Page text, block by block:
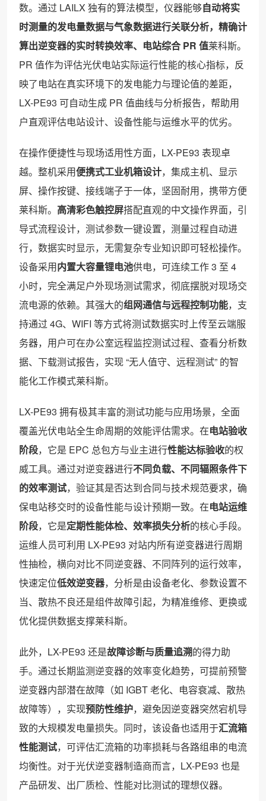
数。通过 LAILX 独有的算法模型，仪器能够自动将实
时测量的发电量数据与气象数据进行关联分析，精确计
算出逆变器的实时转换效率、电站综合 PR 值莱科斯。
PR 值作为评估光伏电站实际运行性能的核心指标，反
映了电站在真实环境下的发电能力与理论值的差距，
LX-PE93 可自动生成 PR 值曲线与分析报告，帮助用
户直观评估电站设计、设备性能与运维水平的优劣。
在操作便捷性与现场适用性方面，LX-PE93 表现卓
越。整机采用便携式工业机箱设计，集成主机、显示
屏、操作按键、接线端子于一体，坚固耐用，携带方便
莱科斯。 高清彩色触控屏搭配直观的中文操作界面，引
导式流程设计，测试参数一键设置，测量过程自动进
行，数据实时显示，无需复杂专业知识即可轻松操作。
设备采用内置大容量锂电池供电，可连续工作 3 至 4
小时，完全满足户外现场测试需求，彻底摆脱对现场交
流电源的依赖。其强大的组网通信与远程控制功能，支
持通过 4G、WIFI 等方式将测试数据实时上传至云端服
务器，用户可在办公室远程监控测试过程、查看分析数
据、下载测试报告，实现 “无人值守、远程测试” 的智
能化工作模式莱科斯。
LX-PE93 拥有极其丰富的测试功能与应用场景，全面
覆盖光伏电站全生命周期的效能评估需求。在电站验收
阶段，它是 EPC 总包方与业主进行性能达标验收的权
威工具。通过对逆变器进行不同负载、不同辐照条件下
的效率测试，验证其是否达到合同与技术规范要求，确
保电站移交时的设备性能与设计预期一致。在电站运维
阶段，它是定期性能体检、效率损失分析的核心手段。
运维人员可利用 LX-PE93 对站内所有逆变器进行周期
性抽检，横向对比不同逆变器、不同阵列的运行效率，
快速定位低效逆变器，分析是由设备老化、参数设置不
当、散热不良还是组件故障引起，为精准维修、更换或
优化提供数据支撑莱科斯。
此外，LX-PE93 还是故障诊断与质量追溯的得力助
手。通过长期监测逆变器的效率变化趋势，可提前预警
逆变器内部潜在故障（如 IGBT 老化、电容衰减、散热
故障等），实现预防性维护，避免因逆变器突然宕机导
致的大规模发电量损失。同时，该设备也适用于汇流箱
性能测试，可评估汇流箱的功率损耗与各路组串的电流
均衡性。对于光伏逆变器制造商而言，LX-PE93 也是
产品研发、出厂质检、性能对比测试的理想仪器。